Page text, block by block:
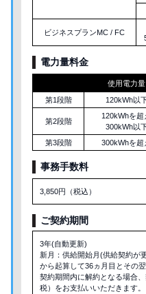
ビジネスプランMC / FC
電力量料金
使用電力量
第1段階
120kWh以
第2段階
120kWhを超
300kWh以
第3段階 300kWhを超
事務手数料
3,850円（税込）
ご契約期間
3年(自動更新)
新月：供給開始月(供給契約が
から起算して36ヵ月目とその翌
契約期間内に解約となる場合
税）をお支払いいただきます。